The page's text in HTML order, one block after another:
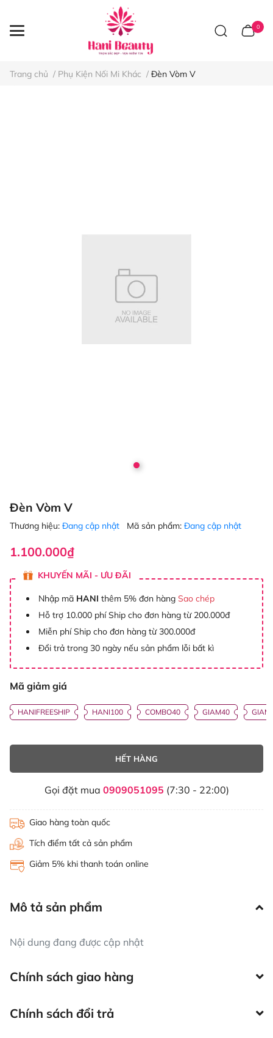
0
Trang chủ / Phụ Kiện Nối Mi Khác / Đèn Vòm V
Đèn Vòm V
Thương hiệu: Đang cập nhật Mã sản phẩm: Đang cập nhật
1.100.000₫
KHUYẾN MÃI - ƯU ĐÃI
Nhập mã HANI thêm 5% đơn hàng Sao chép
Hỗ trợ 10.000 phí Ship cho đơn hàng từ 200.000đ
Miễn phí Ship cho đơn hàng từ 300.000đ
Đổi trả trong 30 ngày nếu sản phẩm lỗi bất kì
Mã giảm giá
HANIFREESHIP HANI100 COMBO40 GIAM40
HẾT HÀNG
Gọi đặt mua 0909051095 (7:30 - 22:00)
Giao hàng toàn quốc
Tích điểm tất cả sản phẩm
Giảm 5% khi thanh toán online
Mô tả sản phẩm
Nội dung đang được cập nhật
Chính sách giao hàng
Chính sách đổi trả